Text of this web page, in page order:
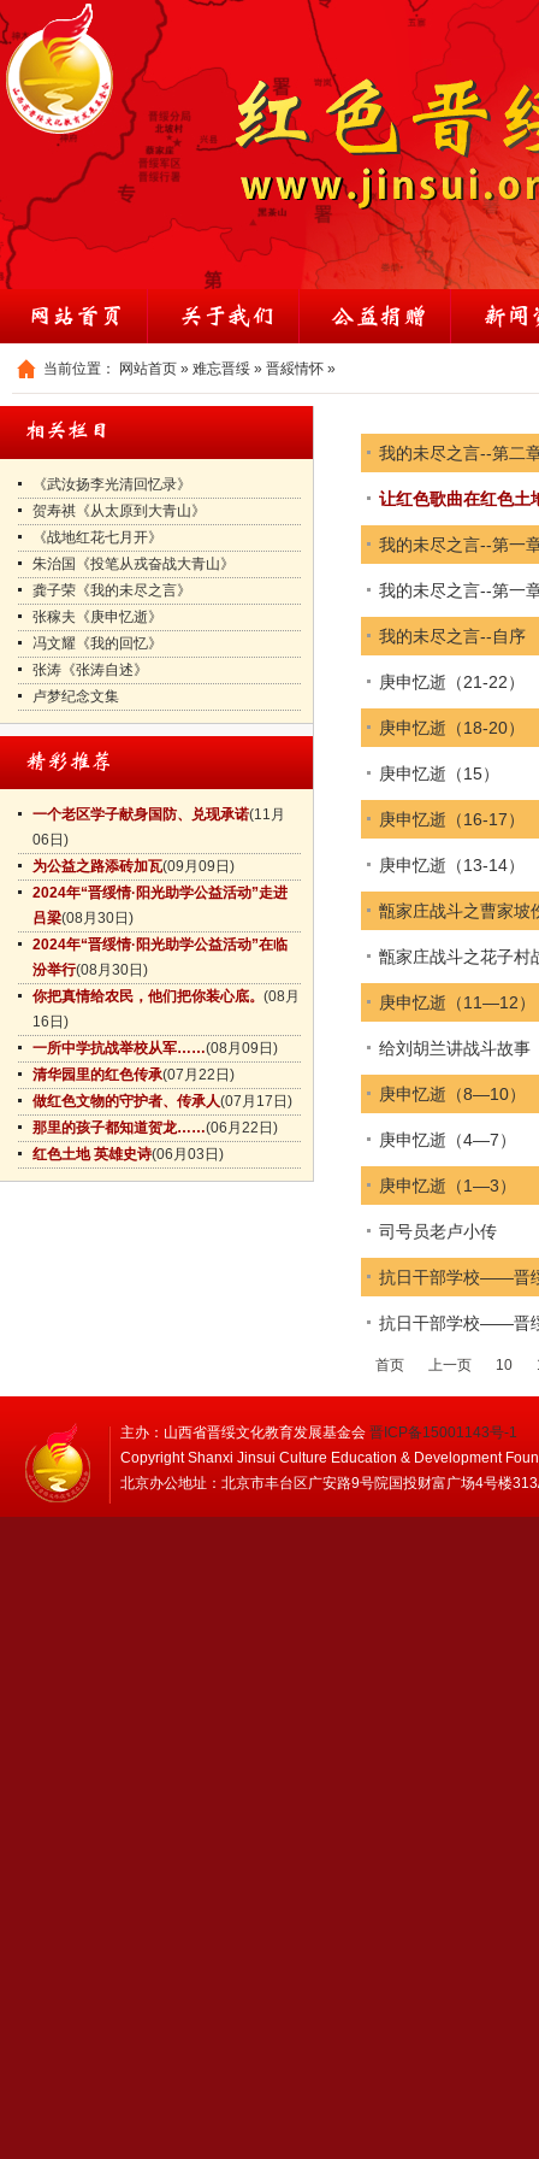
当前位置： 网站首页 » 难忘晋绥 » 晋綏情怀 »
《武汝扬李光清回忆录》
贺寿祺《从太原到大青山》
《战地红花七月开》
朱治国《投笔从戎奋战大青山》
龚子荣《我的未尽之言》
张稼夫《庚申忆逝》
冯文耀《我的回忆》
张涛《张涛自述》
卢梦纪念文集
一个老区学子献身国防、兑现承诺(11月
06日)
为公益之路添砖加瓦(09月09日)
2024年“晋绥情·阳光助学公益活动”走进
吕梁(08月30日)
2024年“晋绥情·阳光助学公益活动”在临
汾举行(08月30日)
你把真情给农民，他们把你装心底。 (08月
16日)
一所中学抗战举校从军……(08月09日)
清华园里的红色传承(07月22日)
做红色文物的守护者、传承人(07月17日)
那里的孩子都知道贺龙……(06月22日)
红色土地 英雄史诗(06月03日)
我的未尽之言--第二
让红色歌曲在红色土
我的未尽之言--第一
我的未尽之言--第一
我的未尽之言--自序
庚申忆逝（21-22）
庚申忆逝（18-20）
庚申忆逝（15）
庚申忆逝（16-17）
庚申忆逝（13-14）
甑家庄战斗之曹家坡
甑家庄战斗之花子村
庚申忆逝（11—12）
给刘胡兰讲战斗故事
庚申忆逝（8—10）
庚申忆逝（4—7）
庚申忆逝（1—3）
司号员老卢小传
抗日干部学校――晋
抗日干部学校――晋
首页 上一页 10
主办：山西省晋绥文化教育发展基金会 晋ICP备15001143号-1
Copyright Shanxi Jinsui Culture Education & Development
北京办公地址：北京市丰台区广安路9号院国投财富广场4号楼